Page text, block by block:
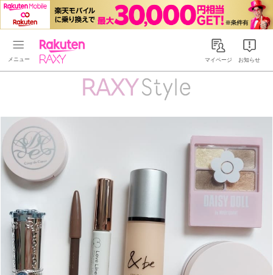
Rakuten RAXYマイページ お知らせ